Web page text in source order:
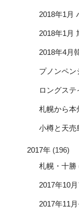
2018年1月
2018年1月
2018年4月
プノンペン
ロングス
札幌から本
小樽と天売
2017年 (196)
札幌・十勝
2017年10
2017年11